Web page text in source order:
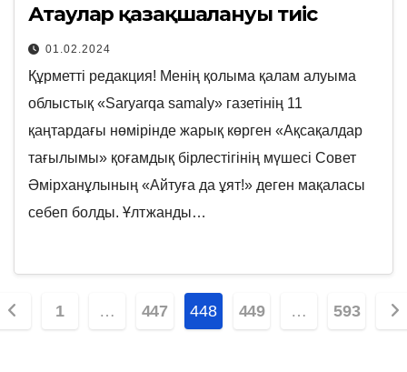
Атаулар қазақшалануы тиіс
01.02.2024
Құрметті редакция! Менің қолыма қалам алуыма
облыстық «Saryarqa samaly» газетінің 11
қаңтардағы нөмірінде жарық көрген «Ақсақалдар
тағылымы» қоғамдық бірлестігінің мүшесі Совет
Әмірханұлының «Айтуға да ұят!» деген мақаласы
себеп болды. Ұлтжанды…
1 … 447 448 449 … 593